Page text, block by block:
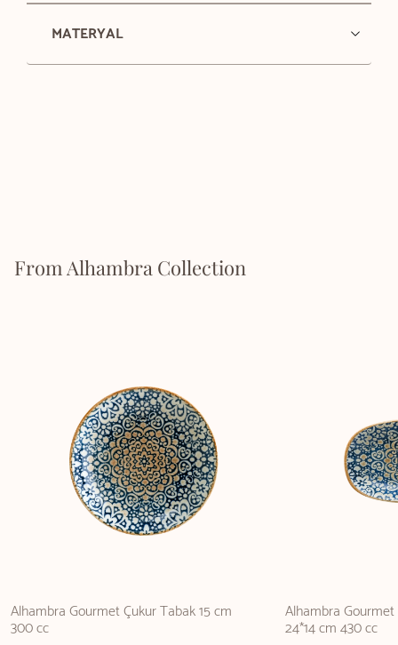
MATERYAL
From Alhambra Collection
Alhambra Gourmet Çukur Tabak 15 cm
300 cc
Alhambra Gourmet
24*14 cm 430 cc